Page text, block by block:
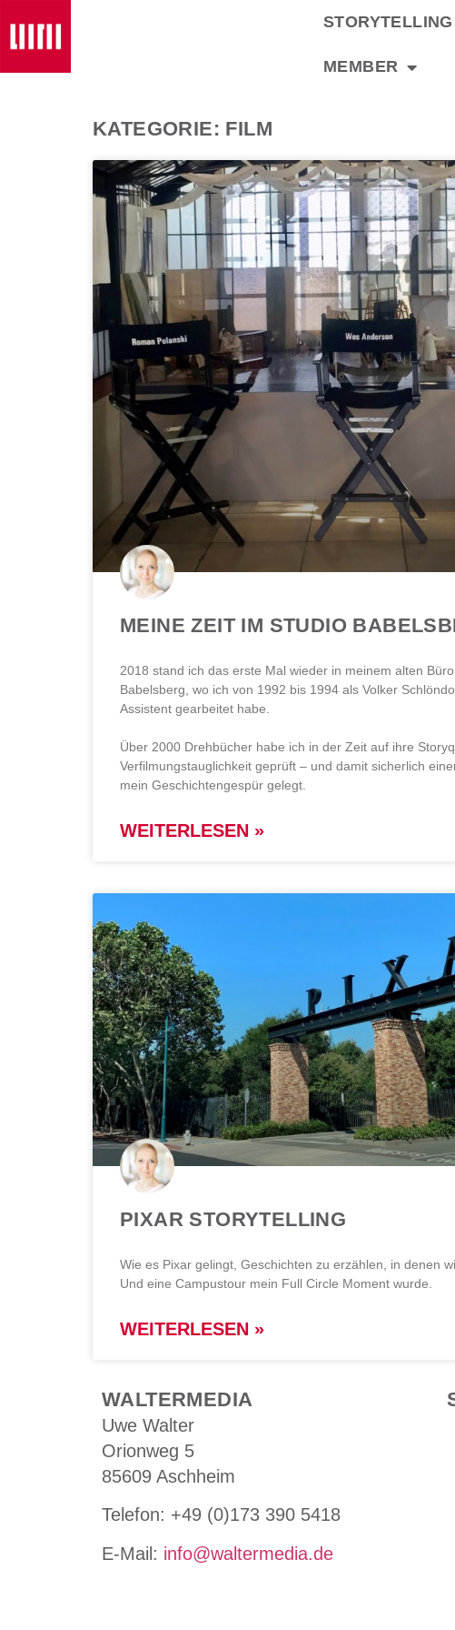
STORYTELLING
MEMBER
KATEGORIE: FILM
MEINE ZEIT IM STUDIO
2018 stand ich das erste Mal wieder in meinem alten
Babelsberg, wo ich von 1992 bis 1994 als Volker
Assistent gearbeitet habe.⁠⁠
Über 2000 Drehbücher habe ich in der Zeit auf ihre
Verfilmungstauglichkeit geprüft – und damit sicherlich
mein Geschichtengespür gelegt.⁠⁠
WEITERLESEN »
PIXAR STORYTELLING
Wie es Pixar gelingt, Geschichten zu erzählen, in denen
Und eine Campustour mein Full Circle Moment wurde.
WEITERLESEN »
WALTERMEDIA
Uwe Walter
Orionweg 5
85609 Aschheim
Tele­fon: +49 (0)173 390 5418
E-Mail: info@waltermedia.de